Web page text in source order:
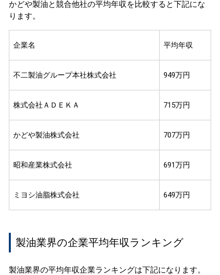
かどや製油と競合他社の平均年収を比較すると下記にな
ります。
企業名 平均年収
不二製油グループ本社株式会社 949万円
株式会社ＡＤＥＫＡ 715万円
かどや製油株式会社 707万円
昭和産業株式会社 691万円
ミヨシ油脂株式会社 649万円
製油業界の企業平均年収ランキング
製油業界の平均年収企業ランキングは下記になります。